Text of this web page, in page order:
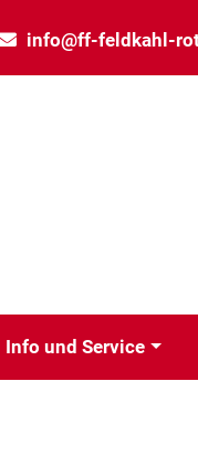
info@ff-feldkahl-
Info und Service